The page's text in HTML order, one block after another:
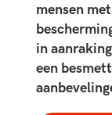
mensen
in
een